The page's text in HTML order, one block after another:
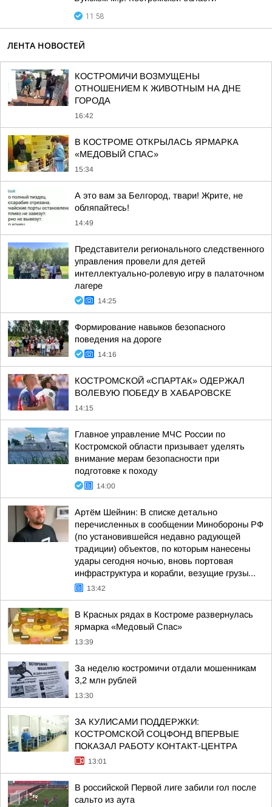
11:58
ЛЕНТА НОВОСТЕЙ
КОСТРОМИЧИ ВОЗМУЩЕНЫ
ОТНОШЕНИЕМ К ЖИВОТНЫМ НА ДНЕ
ГОРОДА
16:42
В КОСТРОМЕ ОТКРЫЛАСЬ ЯРМАРКА
«МЕДОВЫЙ СПАС»
15:34
А это вам за Белгород, твари! Жрите, не
обляпайтесь!
14:49
Представители регионального следственного
управления провели для детей
интеллектуально-ролевую игру в палаточном
лагере
14:25
Формирование навыков безопасного
поведения на дороге
14:16
КОСТРОМСКОЙ «СПАРТАК» ОДЕРЖАЛ
ВОЛЕВУЮ ПОБЕДУ В ХАБАРОВСКЕ
14:15
Главное управление МЧС России по
Костромской области призывает уделять
внимание мерам безопасности при
подготовке к походу
14:00
Артём Шейнин: В списке детально
перечисленных в сообщении Минобороны РФ
(по установившейся недавно радующей
традиции) объектов, по которым нанесены
удары сегодня ночью, вновь портовая
инфраструктура и корабли, везущие грузы...
13:42
В Красных рядах в Костроме развернулась
ярмарка «Медовый Спас»
13:39
За неделю костромичи отдали мошенникам
3,2 млн рублей
13:30
ЗА КУЛИСАМИ ПОДДЕРЖКИ:
КОСТРОМСКОЙ СОЦФОНД ВПЕРВЫЕ
ПОКАЗАЛ РАБОТУ КОНТАКТ-ЦЕНТРА
13:01
В российской Первой лиге забили гол после
сальто из аута